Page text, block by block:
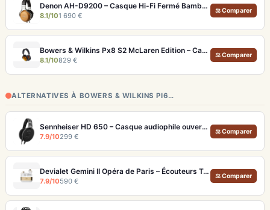
Denon AH-D9200 – Casque Hi-Fi Fermé Bambou FreeEdge Portable
8.1/101 690 €
⚖ Comparer
Bowers & Wilkins Px8 S2 McLaren Edition – Casque ANC hi-fi luxe et son de référence
8.1/10829 €
⚖ Comparer
ALTERNATIVES À BOWERS & WILKINS PI6…
Sennheiser HD 650 – Casque audiophile ouvert pour l'écoute analytique
7.9/10299 €
⚖ Comparer
Devialet Gemini II Opéra de Paris – Écouteurs True Wireless audiophiles plaqués or
7.9/10590 €
⚖ Comparer